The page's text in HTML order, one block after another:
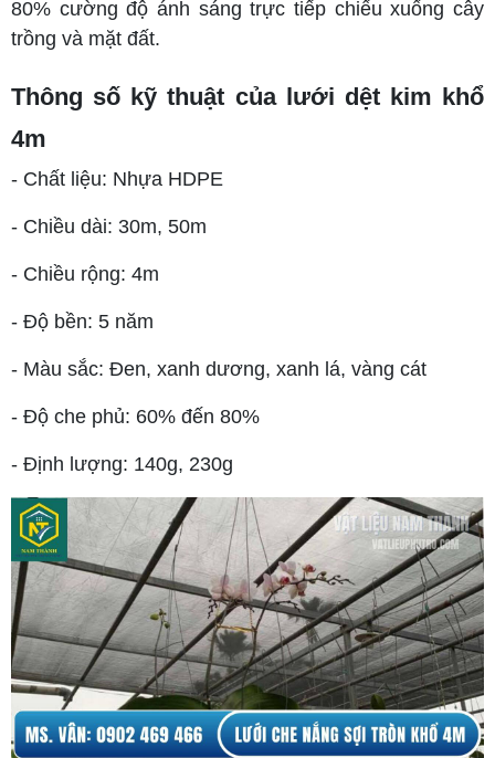
80% cường độ ánh sáng trực tiếp chiếu xuống cây
trồng và mặt đất.
Thông số kỹ thuật của lưới dệt kim khổ
4m
- Chất liệu: Nhựa HDPE
- Chiều dài: 30m, 50m
- Chiều rộng: 4m
- Độ bền: 5 năm
- Màu sắc: Đen, xanh dương, xanh lá, vàng cát
- Độ che phủ: 60% đến 80%
- Định lượng: 140g, 230g